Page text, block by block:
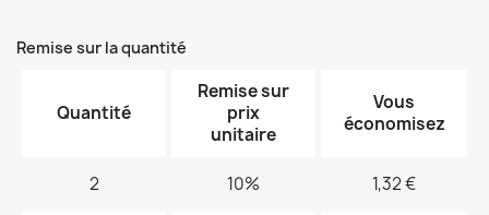
Remise sur la quantité
Quantité
Remise sur
prix
unitaire
Vous
économisez
2 10% 1,32 €